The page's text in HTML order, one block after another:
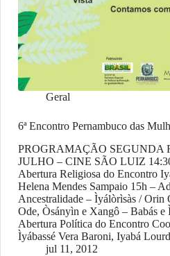
Geral
6ª Encontro Pernambuco das
PROGRAMAÇÃO SEGUNDA
JULHO – CINE SÃO LUIZ
Abertura Religiosa do Encontro
Helena Mendes Sampaio 15h –
Ancestralidade – Ìyálòrìsàs / Orin
Ode, Òsányìn e Xangô – Babás e
Abertura Política do Encontro
Ìyábassé Vera Baroni, Iyabá
jul 11, 2012